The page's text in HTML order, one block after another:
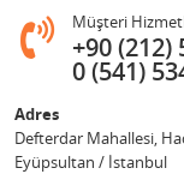
Müşteri
+90 (212)
0 (541)
Adres
Defterdar Mahallesi,
Eyüpsultan / İstanbul